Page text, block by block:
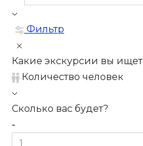
Фильтр
Какие экскурсии вы
Количество человек
Сколько вас будет?